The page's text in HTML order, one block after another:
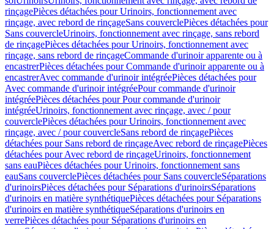
rinçagePièces détachées pour Urinoirs, fonctionnement avec
rinçage, avec rebord de rinçageSans couverclePièces détachées pour
Sans couvercleUrinoirs, fonctionnement avec rinçage, sans rebord
de rinçagePièces détachées pour Urinoirs, fonctionnement avec
rinçage, sans rebord de rinçageCommande d'urinoir apparente ou à
encastrerPièces détachées pour Commande d'urinoir apparente ou à
encastrerAvec commande d'urinoir intégréePièces détachées pour
Avec commande d'urinoir intégréePour commande d'urinoir
intégréePièces détachées pour Pour commande d'urinoir
intégréeUrinoirs, fonctionnement avec rinçage, avec / pour
couverclePièces détachées pour Urinoirs, fonctionnement avec
rinçage, avec / pour couvercleSans rebord de rinçagePièces
détachées pour Sans rebord de rinçageAvec rebord de rinçagePièces
détachées pour Avec rebord de rinçageUrinoirs, fonctionnement
sans eauPièces détachées pour Urinoirs, fonctionnement sans
eauSans couverclePièces détachées pour Sans couvercleSéparations
d'urinoirsPièces détachées pour Séparations d'urinoirsSéparations
d'urinoirs en matière synthétiquePièces détachées pour Séparations
d'urinoirs en matière synthétiqueSéparations d'urinoirs en
verrePièces détachées pour Séparations d'urinoirs en